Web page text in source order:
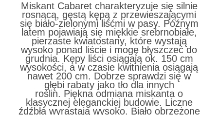
Miskant Cabaret charakteryzuje się silnie
rosnącą, gęstą kępą z przewieszającymi
się biało-zielonymi liśćmi w pasy. Późnym
latem pojawiają się miękkie srebrnobiałe,
pierzaste kwiatostany, które wystają
wysoko ponad liście i mogę błyszczeć do
grudnia. Kępy liści osiągają ok. 150 cm
wysokości, a w czasie kwitnienia osiągają
nawet 200 cm. Dobrze sprawdzi się w
głębi rabaty jako tło dla innych
roślin. Piękna odmiana miskanta o
klasycznej eleganckiej budowie. Liczne
źdźbła wyrastają wysoko. Biało obrzeżone